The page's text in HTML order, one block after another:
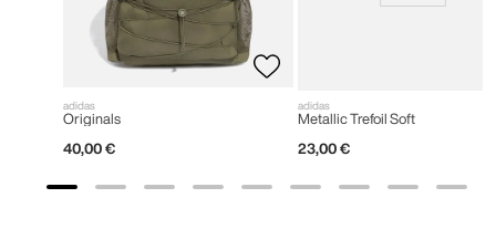
adidas
Originals
40,00 €
adidas
Metallic Trefoil Soft
23,00 €